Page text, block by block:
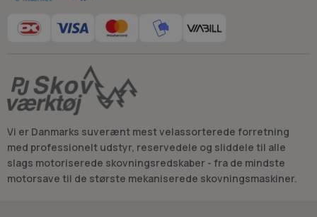
Vi er Danmarks suverænt mest velassorterede forretning
med professionelt udstyr, reservedele og sliddele til alle
slags motoriserede skovningsredskaber - fra de mindste
motorsave til de største mekaniserede skovningsmaskiner.